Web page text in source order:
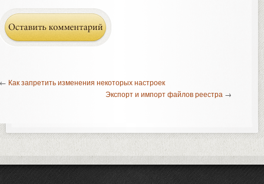
Как запретить изменения некоторых настроек
Экспорт и импорт файлов реестра →